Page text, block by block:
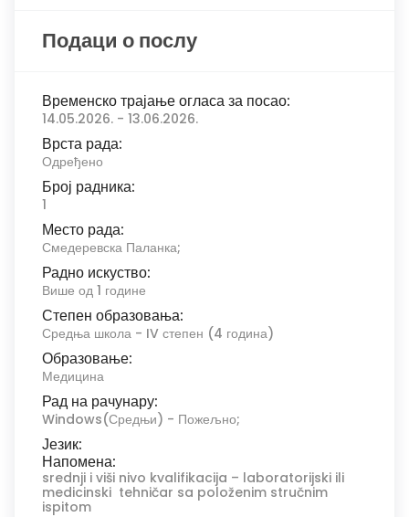
Подаци о послу
Временско трајање огласа за посао:
14.05.2026. - 13.06.2026.
Врста рада:
Одређено
Број радника:
1
Место рада:
Смедеревска Паланка;
Радно искуство:
Више од 1 године
Степен образовања:
Средња школа - IV степен (4 година)
Образовање:
Медицина
Рад на рачунару:
Windows(Средњи) - Пожељно;
Језик:
Напомена:
srednji i viši nivo kvalifikacija – laboratorijski ili
medicinski tehničar sa položenim stručnim
ispitom